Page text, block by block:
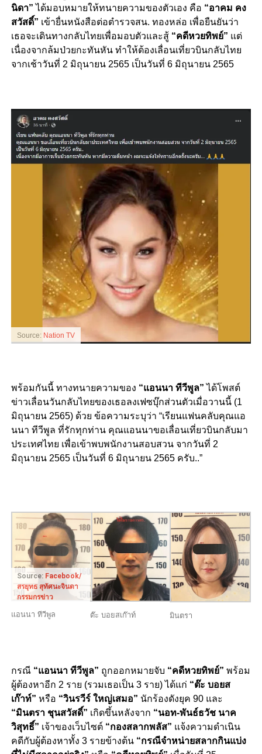
นิดา” ได้มอบหมายให้ทนายความของตัวเอง คือ “อาคม คง
สวัสดิ์” เข้ายื่นหนังสือต่อตำรวจสน. ทองหล่อ เพื่อยืนยันว่า
เธอจะเดินทางกลับไทยเพื่อมอบตัวและสู้“คดีหวยทิพย์” แต่
เนื่องจากล้มป่วยกะทันหัน ทำให้ต้องเลื่อนเที่ยวบินกลับไทย
จากเช้าวันที่ 2 มิถุนายน 2565 เป็นวันที่ 6 มิถุนายน 2565
Source: Nation TV
พร้อมกันนี้ ทางทนายความของ “แอนนา ทีวีพูล” ได้โพสต์
ข่าวเลื่อนวันกลับไทยของเธอลงเฟซบุ๊กส่วนตัวเมื่อวานนี้ (1
มิถุนายน 2565) ด้วย ข้อความระบุว่า “เรียนแฟนคลับคุณแอ
นนา ทีวีพูล ที่รักทุกท่าน คุณแอนนาขอเลื่อนเที่ยวบินกลับมา
ประเทศไทย เพื่อเข้าพบพนักงานสอบสวน จากวันที่ 2
มิถุนายน 2565 เป็นวันที่ 6 มิถุนายน 2565 ครับ..”
Source: Facebook/
สรยุทธ สุทัศนะจินดา
กรรมกรข่าว
แอนนา ทีวีพูล ต๊ะ บอยสเก๊าท์ มินตรา
กรณี“แอนนา ทีวีพูล” ถูกออกหมายจับ “คดีหวยทิพย์” พร้อม
ผู้ต้องหาอีก 2 ราย (รวมเธอเป็น 3 ราย) ได้แก่ “ต๊ะ บอยส
เก๊าท์” หรือ “วินรวีร์ ใหญ่เสมอ” นักร้องดังยุค 90 และ
“มินตรา ชุนสวัสดิ์” เกิดขึ้นหลังจาก “นอท-พันธ์ธวัช นาค
วิสุทธิ์” เจ้าของเว็บไซต์“กองสลากพลัส” แจ้งความดำเนิน
คดีกับผู้ต้องหาทั้ง 3 รายข้างต้น“กรณีจำหน่ายสลากกินแบ่ง